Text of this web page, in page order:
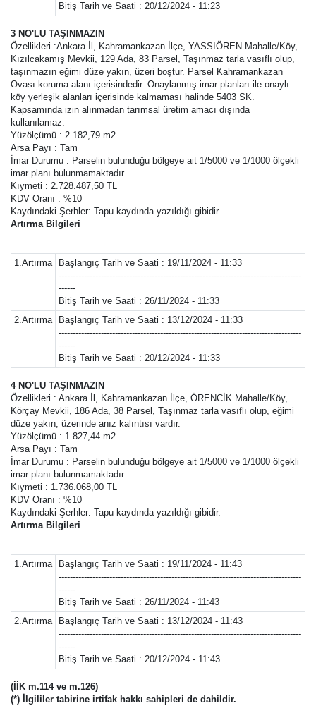
Bitiş Tarih ve Saati : 20/12/2024 - 11:23
3 NO'LU TAŞINMAZIN
Özellikleri :Ankara İl, Kahramankazan İlçe, YASSIÖREN Mahalle/Köy,
Kızılcakamış Mevkii, 129 Ada, 83 Parsel, Taşınmaz tarla vasıflı olup,
taşınmazın eğimi düze yakın, üzeri boştur. Parsel Kahramankazan
Ovası koruma alanı içerisindedir. Onaylanmış imar planları ile onaylı
köy yerleşik alanları içerisinde kalmaması halinde 5403 SK.
Kapsamında izin alınmadan tarımsal üretim amacı dışında
kullanılamaz.
Yüzölçümü : 2.182,79 m2
Arsa Payı : Tam
İmar Durumu : Parselin bulunduğu bölgeye ait 1/5000 ve 1/1000 ölçekli
imar planı bulunmamaktadır.
Kıymeti : 2.728.487,50 TL
KDV Oranı : %10
Kaydındaki Şerhler: Tapu kaydında yazıldığı gibidir.
Artırma Bilgileri
1.Artırma
Başlangıç Tarih ve Saati : 19/11/2024 - 11:33
--------------------------------------------------------------------------------------
------
Bitiş Tarih ve Saati : 26/11/2024 - 11:33
2.Artırma
Başlangıç Tarih ve Saati : 13/12/2024 - 11:33
--------------------------------------------------------------------------------------
------
Bitiş Tarih ve Saati : 20/12/2024 - 11:33
4 NO'LU TAŞINMAZIN
Özellikleri : Ankara İl, Kahramankazan İlçe, ÖRENCİK Mahalle/Köy,
Körçay Mevkii, 186 Ada, 38 Parsel, Taşınmaz tarla vasıflı olup, eğimi
düze yakın, üzerinde anız kalıntısı vardır.
Yüzölçümü : 1.827,44 m2
Arsa Payı : Tam
İmar Durumu : Parselin bulunduğu bölgeye ait 1/5000 ve 1/1000 ölçekli
imar planı bulunmamaktadır.
Kıymeti : 1.736.068,00 TL
KDV Oranı : %10
Kaydındaki Şerhler: Tapu kaydında yazıldığı gibidir.
Artırma Bilgileri
1.Artırma
Başlangıç Tarih ve Saati : 19/11/2024 - 11:43
--------------------------------------------------------------------------------------
------
Bitiş Tarih ve Saati : 26/11/2024 - 11:43
2.Artırma
Başlangıç Tarih ve Saati : 13/12/2024 - 11:43
--------------------------------------------------------------------------------------
------
Bitiş Tarih ve Saati : 20/12/2024 - 11:43
(İİK m.114 ve m.126)
(*) İlgililer tabirine irtifak hakkı sahipleri de dahildir.